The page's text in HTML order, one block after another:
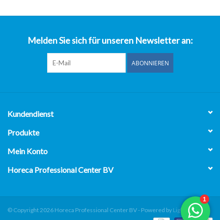
Melden Sie sich für unseren Newsletter an:
ABONNIEREN
Kundendienst
Produkte
Mein Konto
Horeca Professional Center BV
© Copyright 2026 Horeca Professional Center BV - Powered by Lightspeed